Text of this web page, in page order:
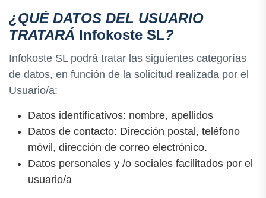
¿QUÉ DATOS DEL USUARIO
TRATARÁ Infokoste SL?
Infokoste SL podrá tratar las siguientes categorías
de datos, en función de la solicitud realizada por el
Usuario/a:
Datos identificativos: nombre, apellidos
Datos de contacto: Dirección postal, teléfono
móvil, dirección de correo electrónico.
Datos personales y /o sociales facilitados por el
usuario/a